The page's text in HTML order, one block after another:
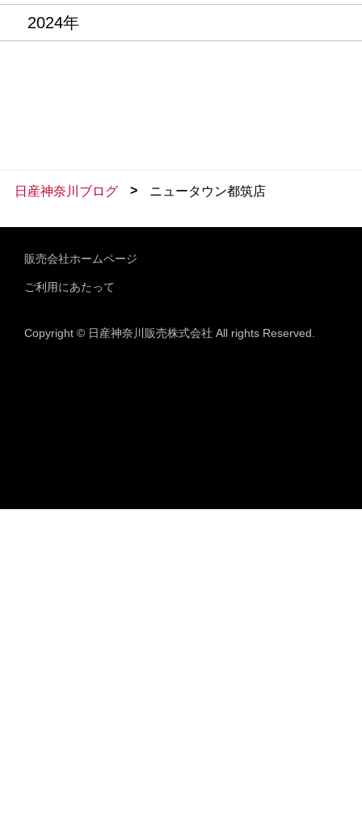
2024年
日産神奈川ブログ > ニュータウン都筑店
販売会社ホームページ
ご利用にあたって
Copyright © 日産神奈川販売株式会社 All rights Reserved.